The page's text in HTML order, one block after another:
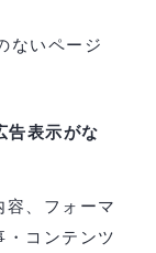
ないページ
告表示がな
容、フォーマ
・コンテンツ